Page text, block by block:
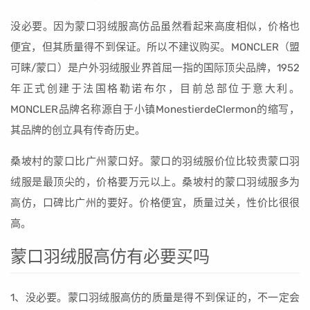
没必要。因为蒙口羽绒服高仿品虽然看起来高度相似，价格也
便宜，但其质量得不到保证。所以不建议购买。MONCLER（盟
可睐/蒙口）是户外羽绒服业界首屈一指的国际顶尖品牌，1952
年正式创建于法国格勒诺布尔，目前总部位于意大利。
MONCLER品牌名称源自于小镇MonestierdeClermon的缩写，
其品牌的创立具有传奇历史。
桑坡村的蒙口比广州蒙口好。蒙口的羽绒服价位比较贵蒙口羽
绒服是最顶尖的，价格要万元以上。桑坡村的蒙口羽绒服多为
高仿，口碑比广州的要好。价格便宜，质量过关，性价比很很
高。
蒙口羽绒服高仿有必要买吗
1、没必要。蒙口羽绒服高仿的质量是得不到保证的，不一定会